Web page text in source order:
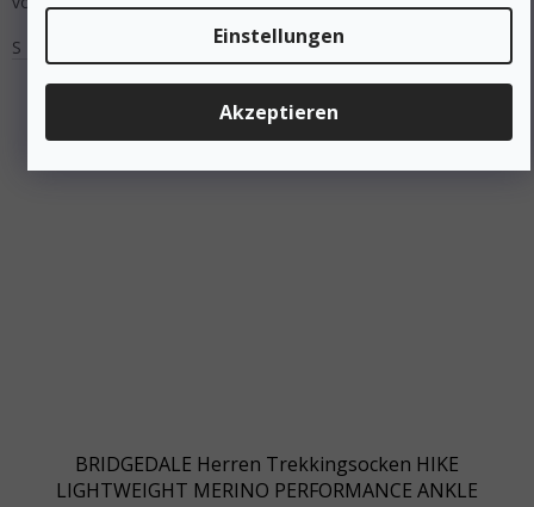
Einstellungen
Akzeptieren
S
BRIDGEDALE Herren Trekkingsocken HIKE
LIGHTWEIGHT MERINO PERFORMANCE ANKLE